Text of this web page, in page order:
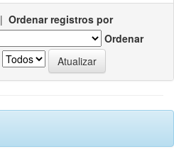
| Ordenar registros por
Ordenar